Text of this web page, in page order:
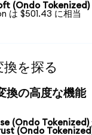
(Ondo Tokenized)
は $501.43 に相当
を探る
換の高度な機能
(Ondo Tokenized)
(Ondo